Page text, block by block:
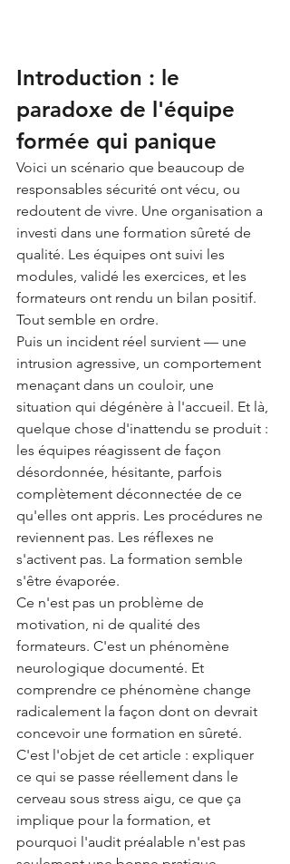
Introduction : le
paradoxe de l'équipe
formée qui panique
Voici un scénario que beaucoup de
responsables sécurité ont vécu, ou
redoutent de vivre. Une organisation a
investi dans une formation sûreté de
qualité. Les équipes ont suivi les
modules, validé les exercices, et les
formateurs ont rendu un bilan positif.
Tout semble en ordre.
Puis un incident réel survient — une
intrusion agressive, un comportement
menaçant dans un couloir, une
situation qui dégénère à l'accueil. Et là,
quelque chose d'inattendu se produit :
les équipes réagissent de façon
désordonnée, hésitante, parfois
complètement déconnectée de ce
qu'elles ont appris. Les procédures ne
reviennent pas. Les réflexes ne
s'activent pas. La formation semble
s'être évaporée.
Ce n'est pas un problème de
motivation, ni de qualité des
formateurs. C'est un phénomène
neurologique documenté. Et
comprendre ce phénomène change
radicalement la façon dont on devrait
concevoir une formation en sûreté.
C'est l'objet de cet article : expliquer
ce qui se passe réellement dans le
cerveau sous stress aigu, ce que ça
implique pour la formation, et
pourquoi l'audit préalable n'est pas